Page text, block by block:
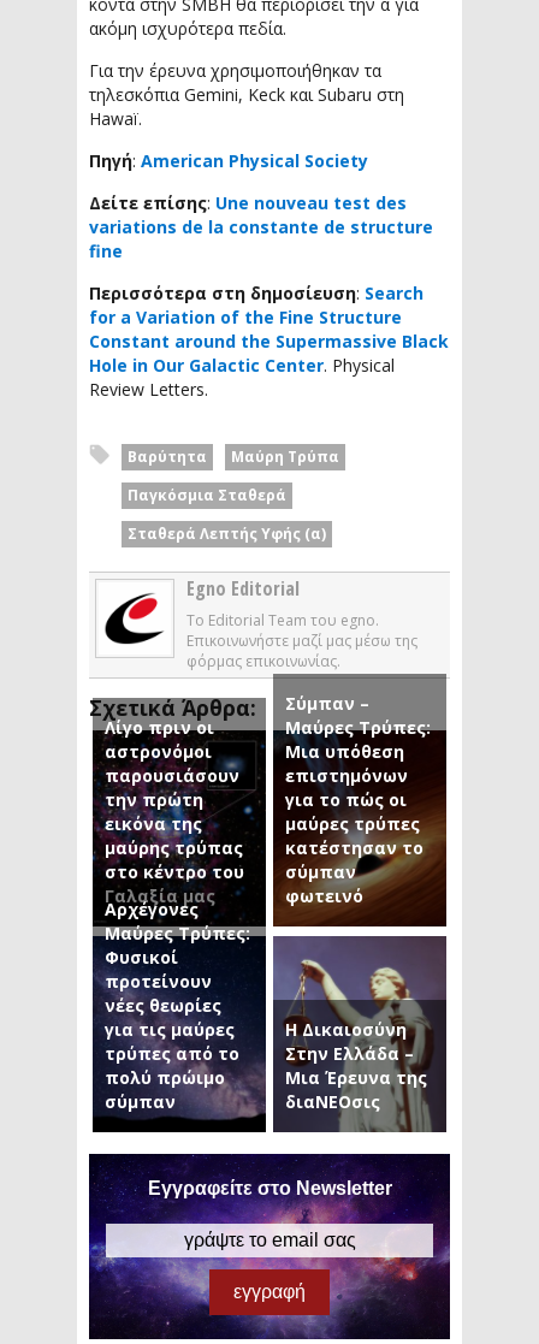
κοντά στην SMBH θα περιορίσει την α για
ακόμη ισχυρότερα πεδία.
Για την έρευνα χρησιμοποιήθηκαν τα
τηλεσκόπια Gemini, Keck και Subaru στη
Hawaï.
Πηγή: American Physical Society
Δείτε επίσης: Une nouveau test des
variations de la constante de structure
fine
Περισσότερα στη δημοσίευση: Search
for a Variation of the Fine Structure
Constant around the Supermassive Black
Hole in Our Galactic Center. Physical
Review Letters.
Βαρύτητα
Μαύρη Τρύπα
Παγκόσμια Σταθερά
Σταθερά Λεπτής Υφής (α)
Egno Editorial
Το Editorial Team του egno.
Επικοινωνήστε μαζί μας μέσω της
φόρμας επικοινωνίας.
Σχετικά Άρθρα:
Λίγο πριν οι
αστρονόμοι
παρουσιάσουν
την πρώτη
εικόνα της
μαύρης τρύπας
στο κέντρο του
Γαλαξία μας
Σύμπαν –
Μαύρες Τρύπες:
Μια υπόθεση
επιστημόνων
για το πώς οι
μαύρες τρύπες
κατέστησαν το
σύμπαν
φωτεινό
Αρχέγονες
Μαύρες Τρύπες:
Φυσικοί
προτείνουν
νέες θεωρίες
για τις μαύρες
τρύπες από το
πολύ πρώιμο
σύμπαν
Η Δικαιοσύνη
Στην Ελλάδα –
Μια Έρευνα της
διαΝΕΟσις
Εγγραφείτε στο Newsletter